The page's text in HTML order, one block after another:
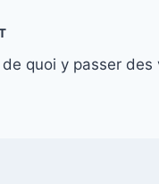
quoi y passer des